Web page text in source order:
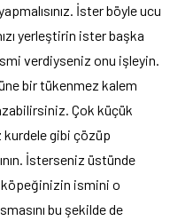
İster böyle ucu
yerleştirin ister başka
verdiyseniz onu işleyin.
bir tükenmez kalem
Çok küçük
kurdele gibi çözüp
İsterseniz üstünde
köpeğinizin ismini o
bu şekilde de